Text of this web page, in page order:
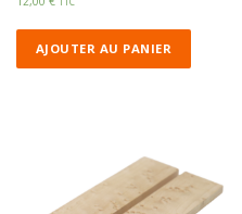
AJOUTER AU PANIER